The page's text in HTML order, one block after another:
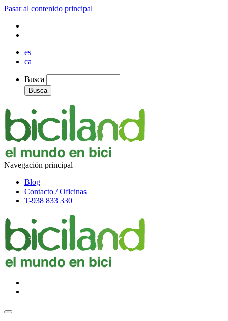
Pasar al contenido principal
es
ca
Busca
Busca
Navegación principal
Blog
Contacto / Oficinas
T-938 833 330